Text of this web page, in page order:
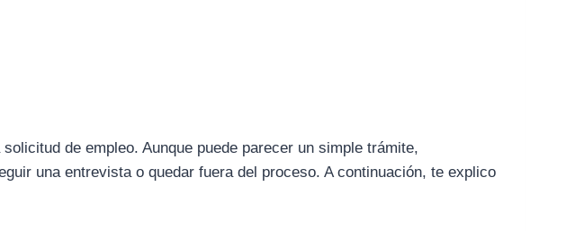
de empleo. Aunque puede parecer un simple trámite,
una entrevista o quedar fuera del proceso. A continuación, te explico